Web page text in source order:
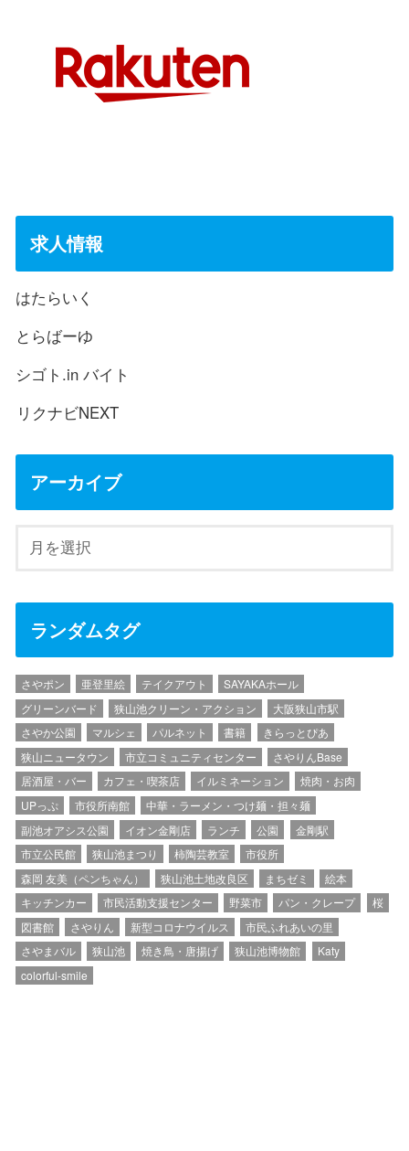
求人情報
はたらいく
とらばーゆ
シゴト.in バイト
リクナビNEXT
アーカイブ
ランダムタグ
さやポン 亜登里絵 テイクアウト
SAYAKAホール
グリーンバード
狭山池クリーン・アクション
大阪狭山市駅
さやか公園
マルシェ パルネット 書籍
きらっとぴあ
狭山ニュータウン
市立コミュニティセンター
さやりんBase
居酒屋・バー
カフェ・喫茶店 イルミネーション
焼肉・お肉
UPっぷ
市役所南館
中華・ラーメン・つけ麺・担々麺
副池オアシス公園
イオン金剛店 ランチ 公園
金剛駅
市立公民館
狭山池まつり 柿陶芸教室
市役所
森岡 友美（ペンちゃん）
狭山池土地改良区 まちゼミ
絵本
キッチンカー
市民活動支援センター 野菜市 パン・クレープ
桜
図書館
さやりん 新型コロナウイルス
市民ふれあいの里
さやまバル
狭山池 焼き鳥・唐揚げ 狭山池博物館
Katy
colorful-smile